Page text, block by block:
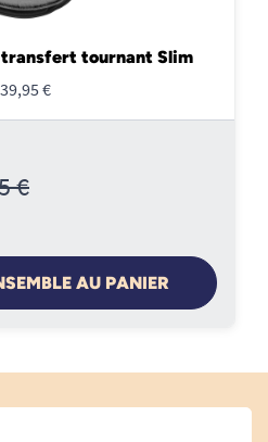
transfert tournant Slim
39,95 €
€
AU PANIER